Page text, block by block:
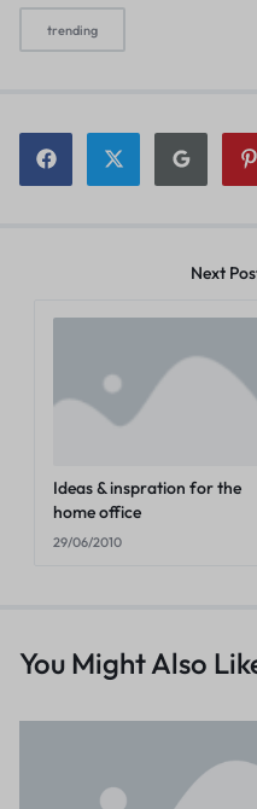
trending
Next
Ideas & inspration for the
home office
29/06/2010
You Might Also